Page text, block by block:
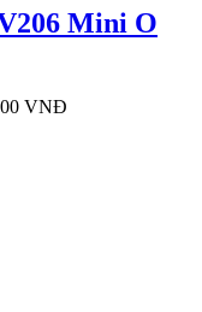
Mini O
VNĐ